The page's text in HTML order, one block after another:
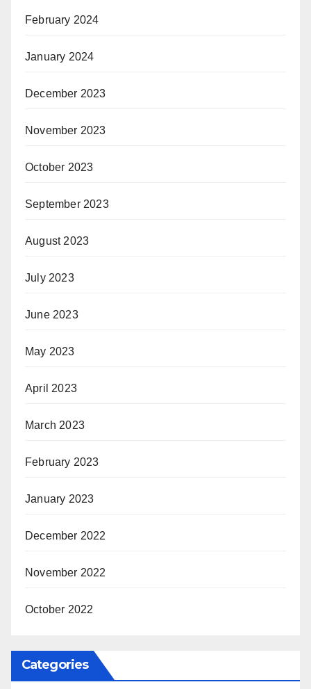
February 2024
January 2024
December 2023
November 2023
October 2023
September 2023
August 2023
July 2023
June 2023
May 2023
April 2023
March 2023
February 2023
January 2023
December 2022
November 2022
October 2022
Categories